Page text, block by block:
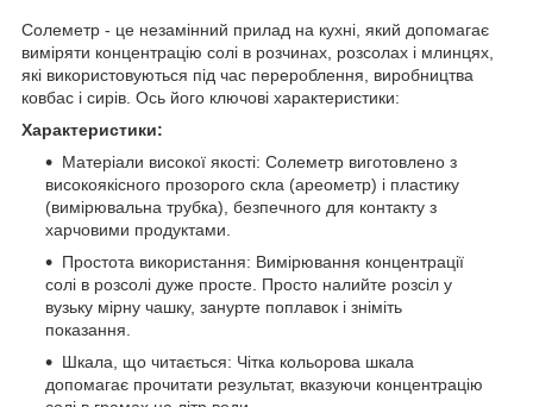
Солеметр - це незамінний прилад на кухні, який допомагає
виміряти концентрацію солі в розчинах, розсолах і млинцях,
які використовуються під час перероблення, виробництва
ковбас і сирів. Ось його ключові характеристики:
Характеристики:
Матеріали високої якості: Солеметр виготовлено з
високоякісного прозорого скла (ареометр) і пластику
(вимірювальна трубка), безпечного для контакту з
харчовими продуктами.
Простота використання: Вимірювання концентрації
солі в розсолі дуже просте. Просто налийте розсіл у
вузьку мірну чашку, занурте поплавок і зніміть
показання.
Шкала, що читається: Чітка кольорова шкала
допомагає прочитати результат, вказуючи концентрацію